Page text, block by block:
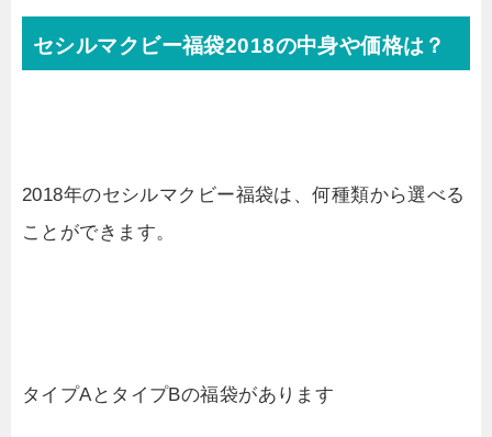
セシルマクビー福袋2018の中身や価格は？
2018年のセシルマクビー福袋は、何種類から選べる
ことができます。
タイプAとタイプBの福袋があります